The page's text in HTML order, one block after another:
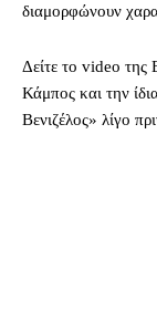
διαμορφώνουν
Δείτε το video
Κάμπος και την
Βενιζέλος» λίγο